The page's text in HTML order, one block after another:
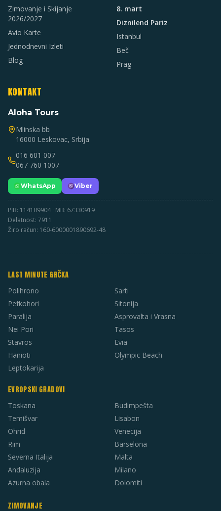
Zimovanje i Skijanje
2026/2027
Avio Karte
Jednodnevni Izleti
Blog
8. mart
Diznilend Pariz
Istanbul
Beč
Prag
KONTAKT
Aloha Tours
Mlinska bb
16000 Leskovac, Srbija
016 601 007
067 760 1007
WhatsApp Viber
PIB: 114109904 · MB: 67330919
Delatnost: 7911
Žiro račun: 160-6000001890692-48
LAST MINUTE GRČKA
Polihrono
Pefkohori
Paralija
Nei Pori
Stavros
Hanioti
Leptokarija
Sarti
Sitonija
Asprovalta i Vrasna
Tasos
Evia
Olympic Beach
EVROPSKI GRADOVI
Toskana
Temišvar
Ohrid
Rim
Severna Italija
Andaluzija
Azurna obala
Budimpešta
Lisabon
Venecija
Barselona
Malta
Milano
Dolomiti
ZIMOVANJE